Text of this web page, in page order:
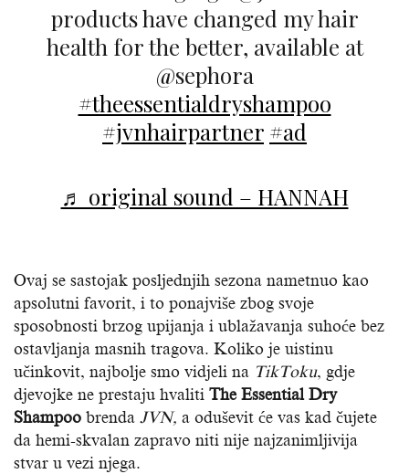
products have changed my hair
health for the better, available at
@sephora
#theessentialdryshampoo
#jvnhairpartner #ad
♬ original sound – HANNAH
Ovaj se sastojak posljednjih sezona nametnuo kao
apsolutni favorit, i to ponajviše zbog svoje
sposobnosti brzog upijanja i ublažavanja suhoće bez
ostavljanja masnih tragova. Koliko je uistinu
učinkovit, najbolje smo vidjeli na TikToku, gdje
djevojke ne prestaju hvaliti The Essential Dry
Shampoo brenda JVN, a oduševit će vas kad čujete
da hemi-skvalan zapravo niti nije najzanimljivija
stvar u vezi njega.